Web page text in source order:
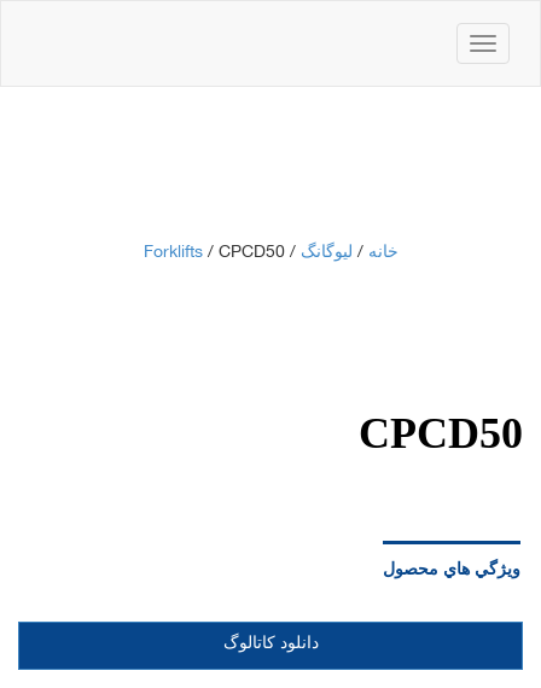
باز
کردن
خانه / لیوگانگ /
Forklifts/ CPCD50
CPCD50
ويژگي هاي محصول
دانلود کاتالوگ